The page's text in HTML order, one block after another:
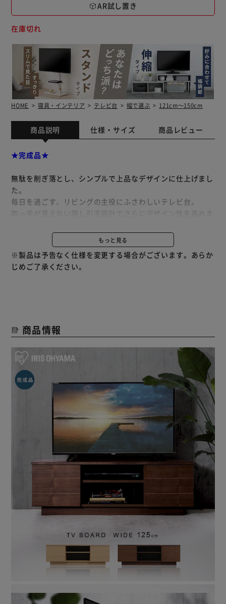
AR試し置き
在庫切れ
HOME 寝具・インテリア テレビ台 幅で選ぶ 121cm～150cm
商品説明 仕様・サイズ 商品レビュー
★完成品★
無駄を削ぎ落とし、シンプルで上品なデザインに仕上げまし
た。
毎日を過ごす、リビングの主役にふさわしいテレビ台。
天然木の美しい木目を生かした天板で、リビングをワンラン
ク上の雰囲気に。
・充実の収納スペース
す。
ドオープンタイプです。
・テレビが見やすい高さを追求
ソファに座った状態で、テレビが見やすい高さにこだわり設
計しています。
もっと見る
※製品は予告なく仕様を変更する場合がございます。あらか
じめご了承ください。
商品情報